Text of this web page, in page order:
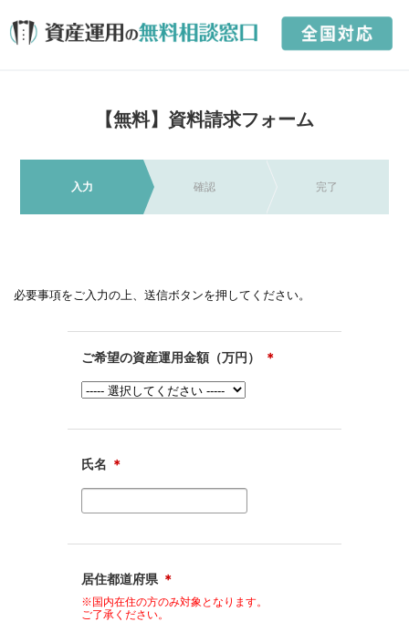
【無料】資料請求フォーム
入力 確認 完了
必要事項をご入力の上、送信ボタンを押してください。
ご希望の資産運用金額（万円） ＊
氏名 ＊
居住都道府県 ＊
※国内在住の方のみ対象となります。
ご了承ください。